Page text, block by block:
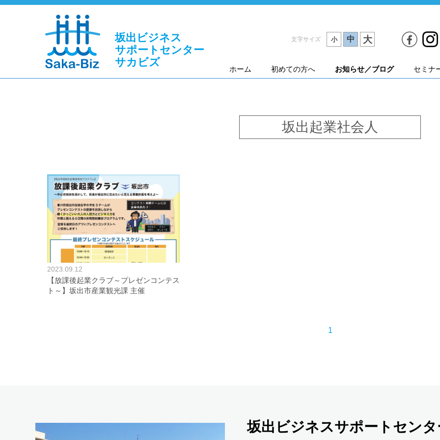
坂出ビジネス
サポートセンター
サカビズ
文字サイズ 小 中 大
ホーム 初めての方へ お知らせ／ブログ セミナ
坂出起業社会人
2023.09.12
【放課後起業クラブ～プレゼンコンテス
ト～】坂出市産業観光課 主催
1
坂出ビジネスサポートセン